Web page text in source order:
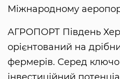
Міжнародному
АГРОПОРТ Південь
орієнтований на
фермерів. Серед
інвестиційний